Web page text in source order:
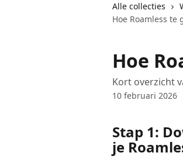
Alle collecties
Hoe Roamless te
Hoe
Kort overzicht
10 februari 2026
Stap 1:
je